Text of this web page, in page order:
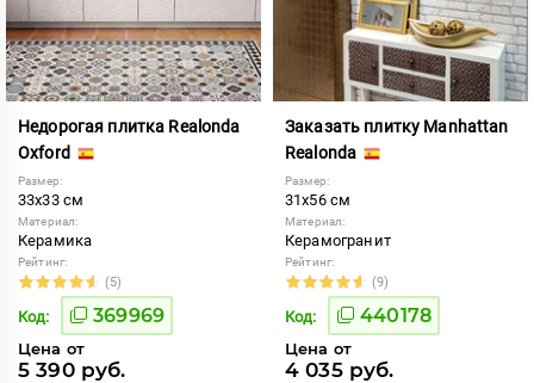
Недорогая плитка Realonda
Oxford
Размер:
33x33 см
Материал:
Керамика
Рейтинг:
(5)
Код: 369969
Цена от
5 390 руб.
Заказать плитку Manhattan
Realonda
Размер:
31x56 см
Материал:
Керамогранит
Рейтинг:
(9)
Код: 440178
Цена от
4 035 руб.